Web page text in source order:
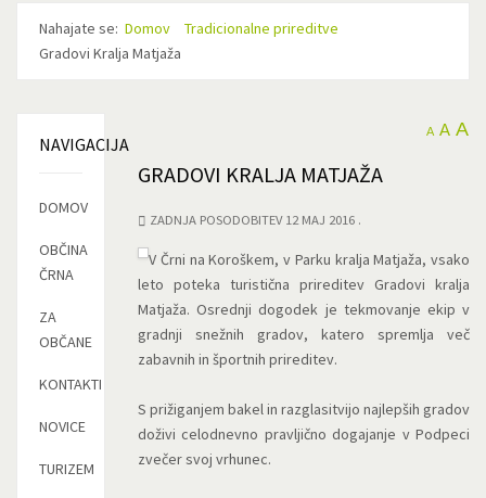
Nahajate se: Domov
Tradicionalne prireditve
Gradovi Kralja Matjaža
A A A
GRADOVI KRALJA MATJAŽA
ZADNJA POSODOBITEV 12 MAJ 2016
V Črni na Koroškem, v Parku kralja Matjaža, vsako
leto poteka turistična prireditev Gradovi kralja
Matjaža. Osrednji dogodek je tekmovanje ekip v
gradnji snežnih gradov, katero spremlja več
zabavnih in športnih prireditev.
S prižiganjem bakel in razglasitvijo najlepših gradov
doživi celodnevno pravljično dogajanje v Podpeci
zvečer svoj vrhunec.
NAVIGACIJA
DOMOV
OBČINA
ČRNA
ZA
OBČANE
KONTAKTI
NOVICE
TURIZEM